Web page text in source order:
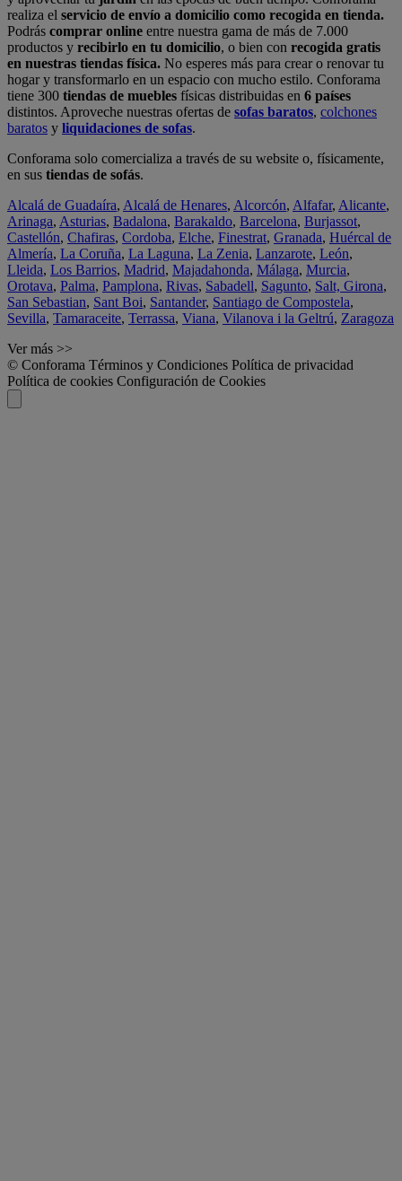
realiza el servicio de envío a domicilio como recogida en tienda.
Podrás comprar online entre nuestra gama de más de 7.000
productos y recibirlo en tu domicilio, o bien con recogida gratis
en nuestras tiendas física. No esperes más para crear o renovar tu
hogar y transformarlo en un espacio con mucho estilo. Conforama
tiene 300 tiendas de muebles físicas distribuidas en 6 países
distintos. Aproveche nuestras ofertas de sofas baratos, colchones
baratos y liquidaciones de sofas.
Conforama solo comercializa a través de su website o, físicamente,
en sus tiendas de sofás.
Alcalá de Guadaíra, Alcalá de Henares, Alcorcón, Alfafar, Alicante,
Arinaga, Asturias, Badalona, Barakaldo, Barcelona, Burjassot,
Castellón, Chafiras, Cordoba, Elche, Finestrat, Granada, Huércal de
Almería, La Coruña, La Laguna, La Zenia, Lanzarote, León,
Lleida, Los Barrios, Madrid, Majadahonda, Málaga, Murcia,
Orotava, Palma, Pamplona, Rivas, Sabadell, Sagunto, Salt, Girona,
San Sebastian, Sant Boi, Santander, Santiago de Compostela,
Sevilla, Tamaraceite, Terrassa, Viana, Vilanova i la Geltrú, Zaragoza
Ver más >>
© Conforama Términos y Condiciones Política de privacidad
Política de cookies Configuración de Cookies